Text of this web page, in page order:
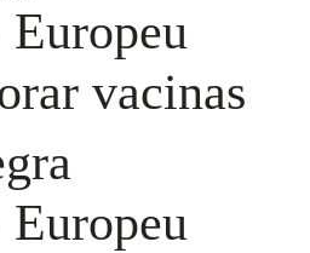
vacinas